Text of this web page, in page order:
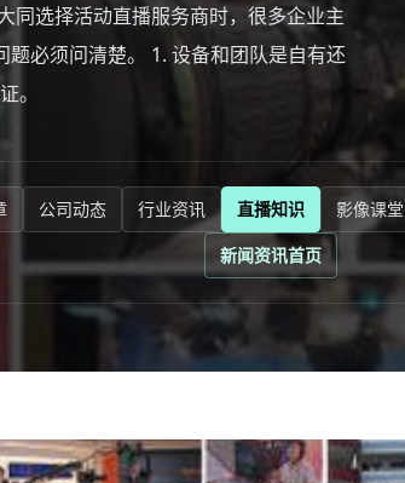
同选择活动直播服务商时，很多企业主
必须问清楚。 1. 设备和团队是自有还
。
公司动态 行业资讯 直播知识 影像课堂
新闻资讯首页